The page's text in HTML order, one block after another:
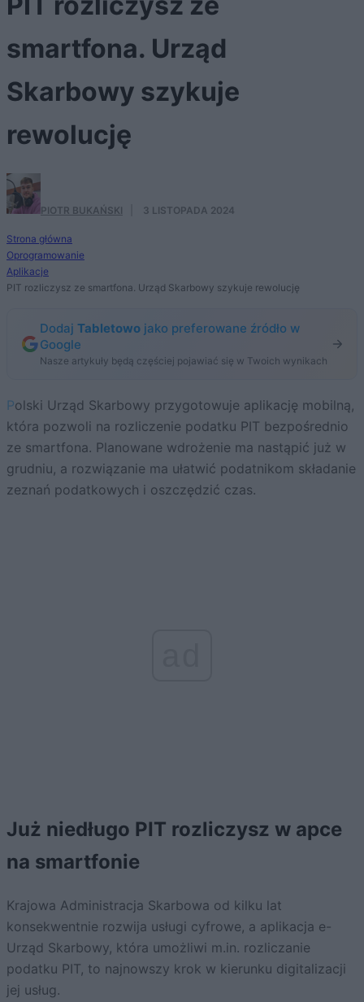
smartfona. Urząd
Skarbowy szykuje
rewolucję
PIOTR BUKAŃSKI 3 LISTOPADA 2024
Strona główna
Oprogramowanie
Aplikacje
PIT rozliczysz ze smartfona. Urząd Skarbowy szykuje rewolucję
Dodaj Tabletowo jako preferowane źródło w
Google
Nasze artykuły będą częściej pojawiać się w Twoich wynikach
Polski Urząd Skarbowy przygotowuje aplikację mobilną,
która pozwoli na rozliczenie podatku PIT bezpośrednio
ze smartfona. Planowane wdrożenie ma nastąpić już w
grudniu, a rozwiązanie ma ułatwić podatnikom składanie
zeznań podatkowych i oszczędzić czas.
Już niedługo PIT rozliczysz w apce
na smartfonie
Krajowa Administracja Skarbowa od kilku lat
konsekwentnie rozwija usługi cyfrowe, a aplikacja e-
Urząd Skarbowy, która umożliwi m.in. rozliczanie
podatku PIT, to najnowszy krok w kierunku digitalizacji
jej usług.